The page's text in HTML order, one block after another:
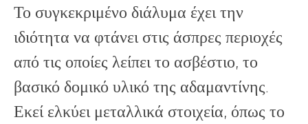
Το συγκεκριμένο διάλυμα έχει την
ιδιότητα να φτάνει στις άσπρες περιοχές
από τις οποίες λείπει το ασβέστιο, το
βασικό δομικό υλικό της αδαμαντίνης.
Εκεί ελκύει μεταλλικά στοιχεία, όπως το